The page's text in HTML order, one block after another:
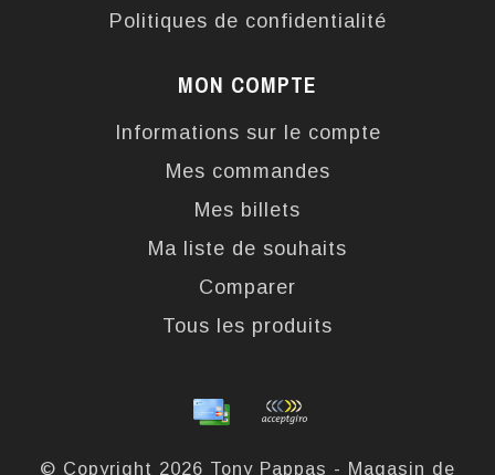
Politiques de confidentialité
MON COMPTE
Informations sur le compte
Mes commandes
Mes billets
Ma liste de souhaits
Comparer
Tous les produits
© Copyright 2026 Tony Pappas - Magasin de